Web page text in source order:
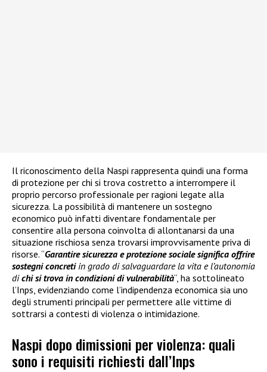
Il riconoscimento della Naspi rappresenta quindi una forma
di protezione per chi si trova costretto a interrompere il
proprio percorso professionale per ragioni legate alla
sicurezza. La possibilità di mantenere un sostegno
economico può infatti diventare fondamentale per
consentire alla persona coinvolta di allontanarsi da una
situazione rischiosa senza trovarsi improvvisamente priva di
risorse. “Garantire sicurezza e protezione sociale significa offrire
sostegni concretiin grado di salvaguardare la vita e l’autonomia
dichi si trova in condizioni di vulnerabilità“, ha sottolineato
l’Inps, evidenziando come l’indipendenza economica sia uno
degli strumenti principali per permettere alle vittime di
sottrarsi a contesti di violenza o intimidazione.
Naspi dopo dimissioni per violenza: quali
sono i requisiti richiesti dall’Inps